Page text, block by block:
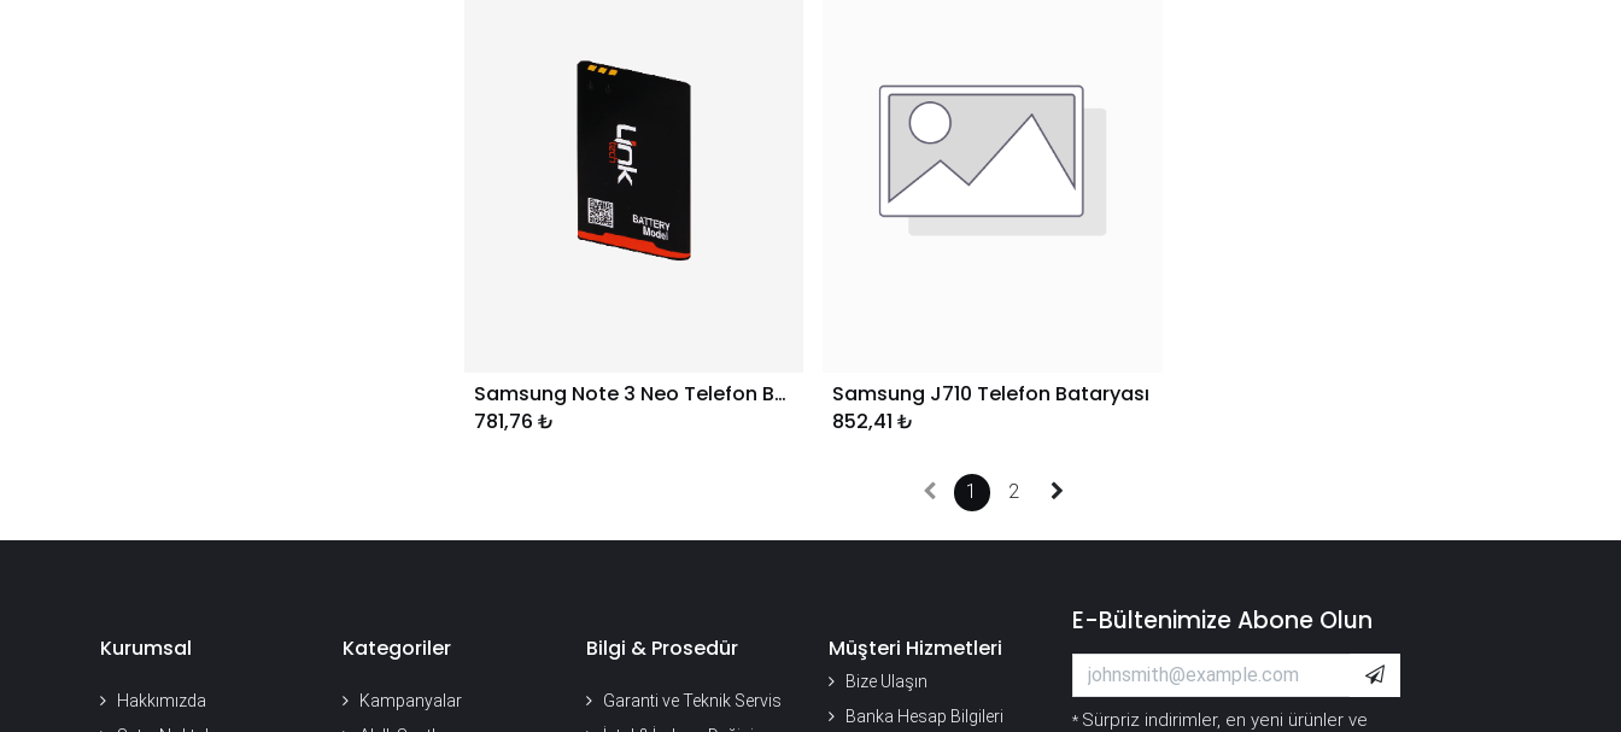
Sepete Ekle
Samsung Note 3 Neo Telefon Bataryası
781,76 ₺
Sepete Ekle
Samsung J710 Telefon Bataryası
852,41 ₺
1 2
Kurumsal
Hakkımızda
Kategoriler
Kampanyalar
Bilgi & Prosedür
Garanti ve Teknik Servis
Müşteri Hizmetleri
Bize Ulaşın
Banka Hesap Bilgileri
E-Bültenimize Abone Olun
* Sürpriz indirimler, en yeni ürünler ve